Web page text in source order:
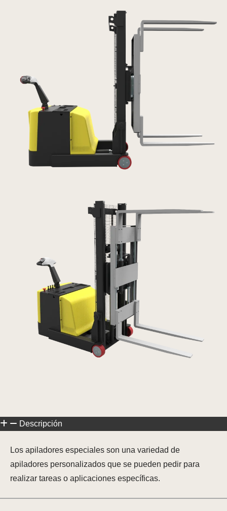
Descripción
Los apiladores especiales son una variedad de
apiladores personalizados que se pueden pedir para
realizar tareas o aplicaciones específicas.